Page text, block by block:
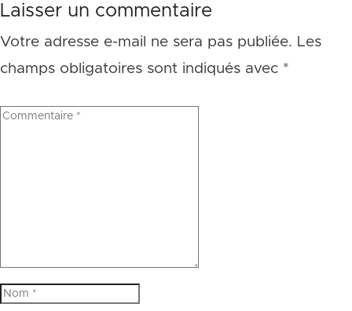
Laisser un commentaire
Votre adresse e-mail ne sera pas publiée. Les
champs obligatoires sont indiqués avec *